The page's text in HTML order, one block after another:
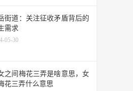
街道：关注征收矛盾背后的
需求
05-30
之间梅花三弄是啥意思，女
花三弄什么意思